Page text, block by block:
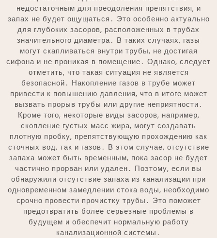
недостаточным для преодоления препятствия, и
запах не будет ощущаться․ Это особенно актуально
для глубоких засоров, расположенных в трубах
значительного диаметра․ В таких случаях, газы
могут скапливаться внутри трубы, не достигая
сифона и не проникая в помещение․ Однако, следует
отметить, что такая ситуация не является
безопасной․ Накопление газов в трубе может
привести к повышению давления, что в итоге может
вызвать прорыв трубы или другие неприятности․
Кроме того, некоторые виды засоров, например,
скопление густых масс жира, могут создавать
плотную пробку, препятствующую прохождению как
сточных вод, так и газов․ В этом случае, отсутствие
запаха может быть временным, пока засор не будет
частично прорван или удален․ Поэтому, если вы
обнаружили отсутствие запаха из канализации при
одновременном замедлении стока воды, необходимо
срочно провести прочистку трубы․ Это поможет
предотвратить более серьезные проблемы в
будущем и обеспечит нормальную работу
канализационной системы․